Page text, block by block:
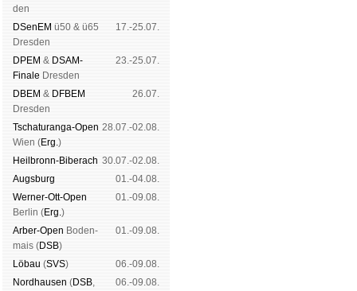
den
DSenEM ü50 & ü65
Dres­den
17.-25.07.
DPEM & DSAM-
Finale Dres­den
23.-25.07.
DBEM & DFBEM
Dres­den
26.07.
Tschaturanga-Open
Wien (Erg.)
28.07.-02.08.
Heil­bronn-Bi­ber­ach 30.07.-02.08.
Augs­burg
01.-04.08.
Werner-Ott-Open
Ber­lin (Erg.)
01.-09.08.
Arber-Open Boden­
mais (DSB)
01.-09.08.
Lö­bau (SVS)
06.-09.08.
Nord­hau­sen (DSB,
06.-09.08.